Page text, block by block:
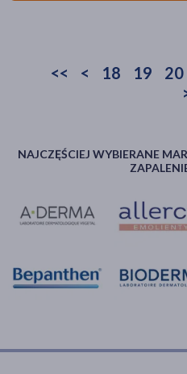
<< < 18 19 20
NAJCZĘŚCIEJ WYBIERANE